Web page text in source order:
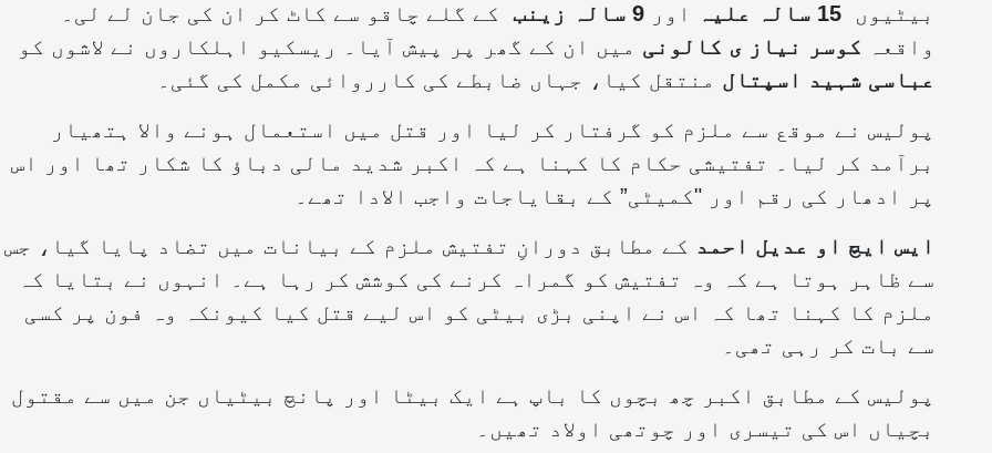
بیٹیوں  15 سالہ علیہ اور 9 سالہ زینب
 کے گلے چاقو سے کاٹ کر ان کی جان لے لی۔
واقعہ کوسر نیاز ی کالونی میں ان کے گھر پر پیش آیا۔ ریسکیو اہلکاروں نے لاشوں کو
عباسی شہید اسپتال منتقل کیا، جہاں ضابطے کی کارروائی مکمل کی گئی۔
پولیس نے موقع سے ملزم کو گرفتار کر لیا اور قتل میں استعمال ہونے والا ہتھیار
برآمد کر لیا۔ تفتیشی حکام کا کہنا ہے کہ اکبر شدید مالی دباؤ کا شکار تھا اور اس
پر ادھار کی رقم اور "کمیٹی” کے بقایاجات واجب الادا تھے۔
ایس ایچ او عدیل احمد کے مطابق دورانِ تفتیش ملزم کے بیانات میں تضاد پایا گیا، جس
سے ظاہر ہوتا ہے کہ وہ تفتیش کو گمراہ کرنے کی کوشش کر رہا ہے۔ انہوں نے بتایا کہ
ملزم کا کہنا تھا کہ اس نے اپنی بڑی بیٹی کو اس لیے قتل کیا کیونکہ وہ فون پر کسی
سے بات کر رہی تھی۔
پولیس کے مطابق اکبر چھ بچوں کا باپ ہے ایک بیٹا اور پانچ بیٹیاں جن میں سے مقتول
بچیاں اس کی تیسری اور چوتھی اولاد تھیں۔